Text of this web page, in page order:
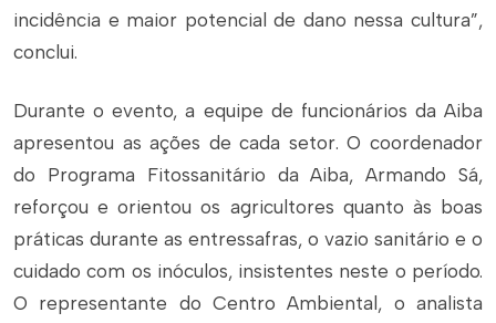
incidência e maior potencial de dano nessa cultura”,
conclui.
Durante o evento, a equipe de funcionários da Aiba
apresentou as ações de cada setor. O coordenador
do Programa Fitossanitário da Aiba, Armando Sá,
reforçou e orientou os agricultores quanto às boas
práticas durante as entressafras, o vazio sanitário e o
cuidado com os inóculos, insistentes neste o período.
O representante do Centro Ambiental, o analista